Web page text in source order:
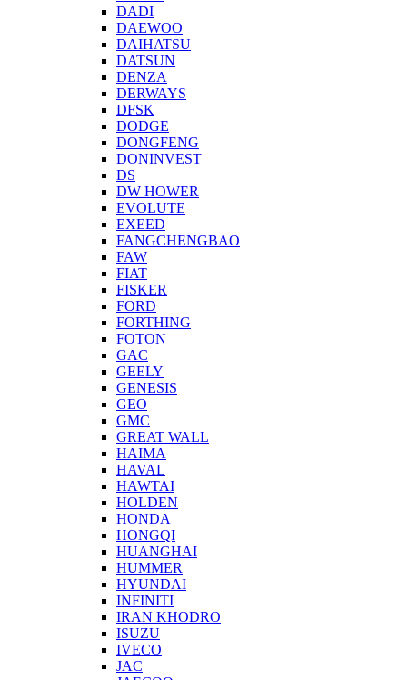
DADI
DAEWOO
DAIHATSU
DATSUN
DENZA
DERWAYS
DFSK
DODGE
DONGFENG
DONINVEST
DS
DW HOWER
EVOLUTE
EXEED
FANGCHENGBAO
FAW
FIAT
FISKER
FORD
FORTHING
FOTON
GAC
GEELY
GENESIS
GEO
GMC
GREAT WALL
HAIMA
HAVAL
HAWTAI
HOLDEN
HONDA
HONGQI
HUANGHAI
HUMMER
HYUNDAI
INFINITI
IRAN KHODRO
ISUZU
IVECO
JAC